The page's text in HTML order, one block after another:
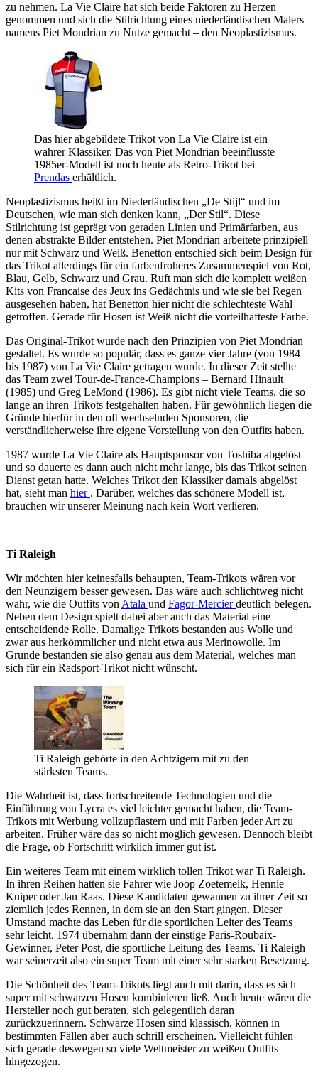
zu nehmen. La Vie Claire hat sich beide Faktoren zu Herzen
genommen und sich die Stilrichtung eines niederländischen Malers
namens Piet Mondrian zu Nutze gemacht – den Neoplastizismus.
Das hier abgebildete Trikot von La Vie Claire ist ein
wahrer Klassiker. Das von Piet Mondrian beeinflusste
1985er-Modell ist noch heute als Retro-Trikot bei
Prendas erhältlich.
Neoplastizismus heißt im Niederländischen „De Stijl“ und im
Deutschen, wie man sich denken kann, „Der Stil“. Diese
Stilrichtung ist geprägt von geraden Linien und Primärfarben, aus
denen abstrakte Bilder entstehen. Piet Mondrian arbeitete prinzipiell
nur mit Schwarz und Weiß. Benetton entschied sich beim Design für
das Trikot allerdings für ein farbenfroheres Zusammenspiel von Rot,
Blau, Gelb, Schwarz und Grau. Ruft man sich die komplett weißen
Kits von Francaise des Jeux ins Gedächtnis und wie sie bei Regen
ausgesehen haben, hat Benetton hier nicht die schlechteste Wahl
getroffen. Gerade für Hosen ist Weiß nicht die vorteilhafteste Farbe.
Das Original-Trikot wurde nach den Prinzipien von Piet Mondrian
gestaltet. Es wurde so populär, dass es ganze vier Jahre (von 1984
bis 1987) von La Vie Claire getragen wurde. In dieser Zeit stellte
das Team zwei Tour-de-France-Champions – Bernard Hinault
(1985) und Greg LeMond (1986). Es gibt nicht viele Teams, die so
lange an ihren Trikots festgehalten haben. Für gewöhnlich liegen die
Gründe hierfür in den oft wechselnden Sponsoren, die
verständlicherweise ihre eigene Vorstellung von den Outfits haben.
1987 wurde La Vie Claire als Hauptsponsor von Toshiba abgelöst
und so dauerte es dann auch nicht mehr lange, bis das Trikot seinen
Dienst getan hatte. Welches Trikot den Klassiker damals abgelöst
hat, sieht man hier . Darüber, welches das schönere Modell ist,
brauchen wir unserer Meinung nach kein Wort verlieren.
Ti Raleigh
Wir möchten hier keinesfalls behaupten, Team-Trikots wären vor
den Neunzigern besser gewesen. Das wäre auch schlichtweg nicht
wahr, wie die Outfits von Atala und Fagor-Mercierdeutlich belegen.
Neben dem Design spielt dabei aber auch das Material eine
entscheidende Rolle. Damalige Trikots bestanden aus Wolle und
zwar aus herkömmlicher und nicht etwa aus Merinowolle. Im
Grunde bestanden sie also genau aus dem Material, welches man
sich für ein Radsport-Trikot nicht wünscht.
Ti Raleigh gehörte in den Achtzigern mit zu den
stärksten Teams.
Die Wahrheit ist, dass fortschreitende Technologien und die
Einführung von Lycra es viel leichter gemacht haben, die Team-
Trikots mit Werbung vollzupflastern und mit Farben jeder Art zu
arbeiten. Früher wäre das so nicht möglich gewesen. Dennoch bleibt
die Frage, ob Fortschritt wirklich immer gut ist.
Ein weiteres Team mit einem wirklich tollen Trikot war Ti Raleigh.
In ihren Reihen hatten sie Fahrer wie Joop Zoetemelk, Hennie
Kuiper oder Jan Raas. Diese Kandidaten gewannen zu ihrer Zeit so
ziemlich jedes Rennen, in dem sie an den Start gingen. Dieser
Umstand machte das Leben für die sportlichen Leiter des Teams
sehr leicht. 1974 übernahm dann der einstige Paris-Roubaix-
Gewinner, Peter Post, die sportliche Leitung des Teams. Ti Raleigh
war seinerzeit also ein super Team mit einer sehr starken Besetzung.
Die Schönheit des Team-Trikots liegt auch mit darin, dass es sich
super mit schwarzen Hosen kombinieren ließ. Auch heute wären die
Hersteller noch gut beraten, sich gelegentlich daran
zurückzuerinnern. Schwarze Hosen sind klassisch, können in
bestimmten Fällen aber auch schrill erscheinen. Vielleicht fühlen
sich gerade deswegen so viele Weltmeister zu weißen Outfits
hingezogen.